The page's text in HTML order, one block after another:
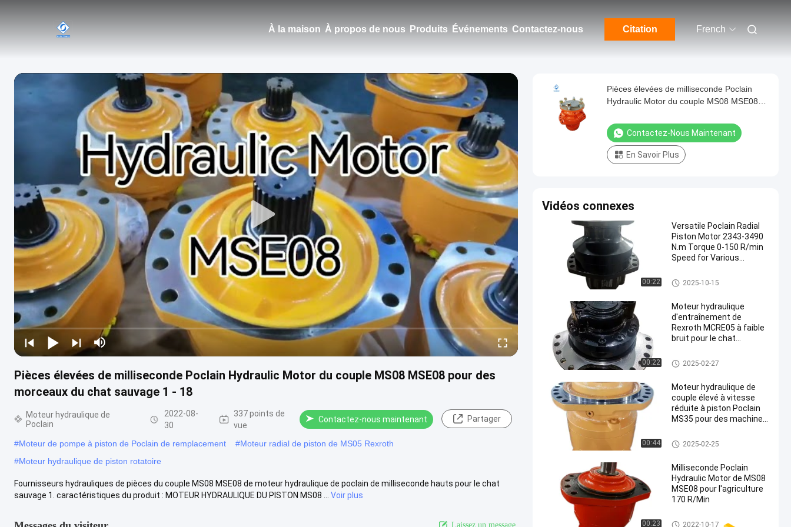
À la maison À propos de nous Produits Événements Contactez-nous Citation French
Pièces élevées de milliseconde Poclain Hydraulic Motor du couple MS08 MSE08 pour des
morceaux du chat sauvage 1 - 18
Moteur hydraulique de
Poclain
2022-08-
30
337 points de
vue
Contactez-nous maintenant Partager
#Moteur de pompe à piston de Poclain de remplacement #Moteur radial de piston de MS05 Rexroth
#Moteur hydraulique de piston rotatoire
Fournisseurs hydrauliques de pièces du couple MS08 MSE08 de moteur hydraulique de poclain de milliseconde hauts pour le chat
sauvage 1. caractéristiques du produit : MOTEUR HYDRAULIQUE DU PISTON MS08 ...
Voir plus
Laissez un message.
Pièces élevées de milliseconde Poclain
Hydraulic Motor du couple MS08 MSE08
Contactez-Nous Maintenant
En Savoir Plus
Vidéos connexes
00:22
Versatile Poclain Radial
Piston Motor 2343-3490
N.m Torque 0-150 R/min
Speed for Various
Moteur hydraulique de Poclain
2025-10-15
00:22
Moteur hydraulique
d'entraînement de
Rexroth MCRE05 à faible
bruit pour le chat
perceuse de mine de
charbon
Moteur hydraulique de Rexroth
2025-02-27
00:44
Moteur hydraulique de
couple élevé à vitesse
réduite à piston Poclain
MS35 pour des machines
Moteur hydraulique de Poclain
2025-02-25
00:23
Milliseconde Poclain
Hydraulic Motor de MS08
MSE08 pour l'agriculture
170 R/Min
Moteur hydraulique de Poclain
2022-10-17